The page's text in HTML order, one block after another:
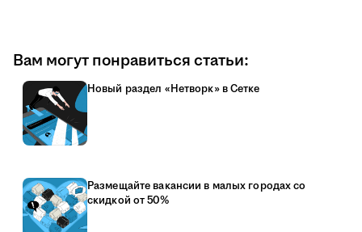
Вам могут понравиться статьи:
Новый раздел «Нетворк» в Сетке
Размещайте вакансии в малых городах со
скидкой от 50%